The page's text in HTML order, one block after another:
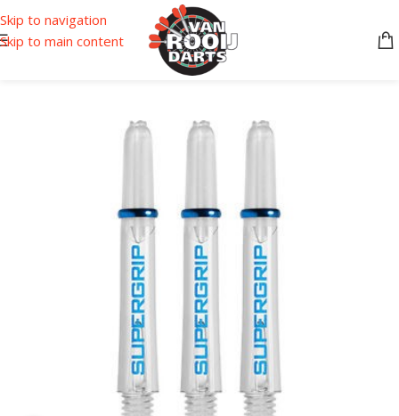
Skip to navigation
Skip to main content